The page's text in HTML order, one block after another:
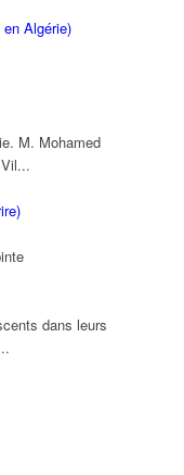
Algérie)
M. Mohamed
dans leurs